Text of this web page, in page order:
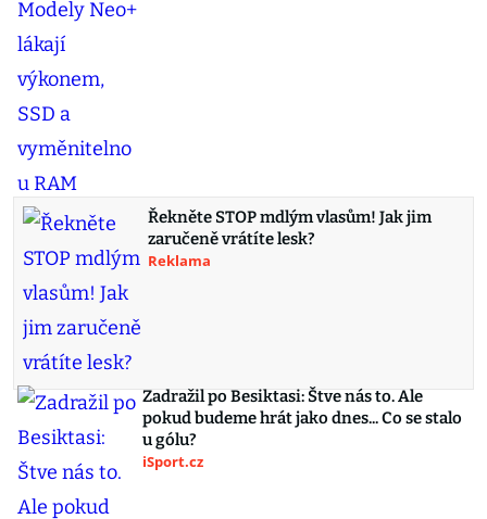
Řekněte STOP mdlým vlasům! Jak jim
zaručeně vrátíte lesk?
Reklama
Zadražil po Besiktasi: Štve nás to. Ale
pokud budeme hrát jako dnes... Co se stalo
u gólu?
iSport.cz